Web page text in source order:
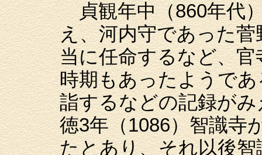
貞観年中（860年代
え、河内守であった
当に任命するなど、
時期もあったようで
詣するなどの記録が
徳3年（1086）智識寺
たとあり、それ以後